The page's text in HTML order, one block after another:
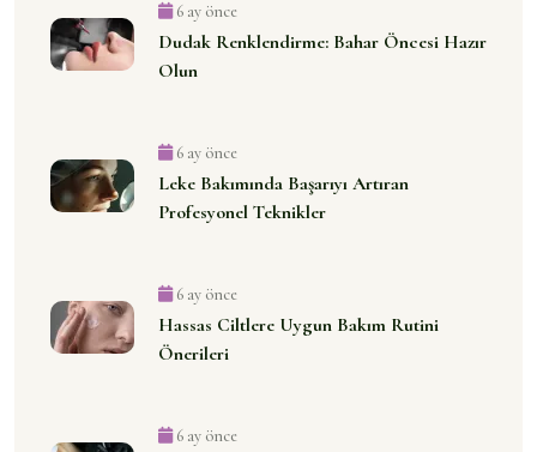
6 ay önce
Dudak Renklendirme: Bahar Öncesi Hazır
Olun
6 ay önce
Leke Bakımında Başarıyı Artıran
Profesyonel Teknikler
6 ay önce
Hassas Ciltlere Uygun Bakım Rutini
Önerileri
6 ay önce